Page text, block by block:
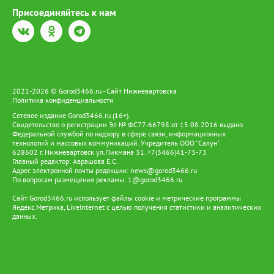
пешком. Здесь реализуется программа «Спортивная страна
детей Севера»: ежедневные занятия по северному многоборью
и спортивной аэробике, физкультурные мероприятия,
экскурсии, конкурсы, фестивали, квест-игры, шахматные
проводят эстафеты, дворовой футбол, бадминтон, игру
«снайпер», настольный аэрохоккей, шашки и шахматы, а также
часть. Депутаты отметили, что третья смена пользуется
большим спросом — попасть в лагеря дневного пребывания
смогли не все желающие. По сравнению с прошлым годом
число лагерей увеличили с 15 до 17, однако и этого оказалось
недостаточно. По окончании всех трёх смен планируется
опрос родителей: это позволит сформировать запрос на
будущий год и обосновать выделение дополнительных
средств на увеличение количества лагерей. Председатель Думы
Нижневартовска Алексей Сатинов подчеркнул: «Депутатский
корпус интересуют прежде всего условия пребывания, питание
Присоединяйтесь к нам
2021-2026 © Gorod3466.ru - Сайт Нижневартовска
Политика конфиденциальности
Сетевое издание Gorod3466.ru (16+).
Свидетельство о регистрации Эл № ФС77-66798 от 15.08.2016 выдано
Федеральной службой по надзору в сфере связи, информационных
технологий и массовых коммуникаций. Учредитель ООО "Салун"
628602 г. Нижневартовск ул.Пикмана 31. +7(3466)41-73-73
Главный редактор: Аврашова Е.С.
Адрес электронной почты редакции: news@gorod3466.ru
По вопросам размещения рекламы: 1@gorod3466.ru
Сайт Gorod3466.ru использует файлы cookie и метрические программы
Яндекс.Метрика, LiveInternet с целью получения статистики и аналитических
данных.